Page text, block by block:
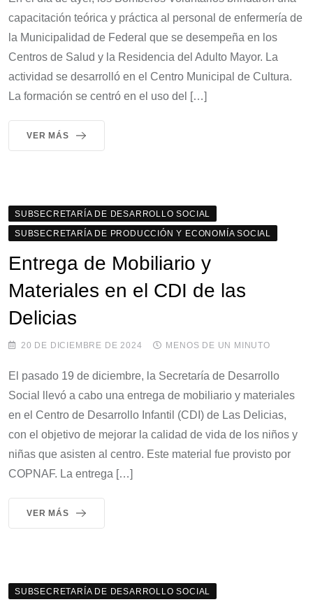
capacitación teórica y práctica al personal de enfermería de
la Municipalidad de Federal que se desempeña en los
Centros de Salud y la Residencia del Adulto Mayor. La
actividad se desarrolló en el Centro Municipal de Cultura.
La formación se centró en el uso del […]
VER MÁS
SUBSECRETARÍA DE DESARROLLO SOCIAL
SUBSECRETARÍA DE PRODUCCIÓN Y ECONOMÍA SOCIAL
Entrega de Mobiliario y
Materiales en el CDI de las
Delicias
20 DE DICIEMBRE DE 2024 MENOS DE UN MINUTO
El pasado 19 de diciembre, la Secretaría de Desarrollo
Social llevó a cabo una entrega de mobiliario y materiales
en el Centro de Desarrollo Infantil (CDI) de Las Delicias,
con el objetivo de mejorar la calidad de vida de los niños y
niñas que asisten al centro. Este material fue provisto por
COPNAF. La entrega […]
VER MÁS
SUBSECRETARÍA DE DESARROLLO SOCIAL